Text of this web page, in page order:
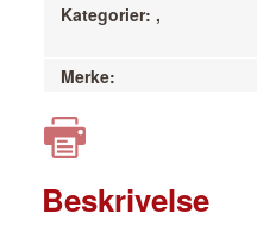
Kategorier: ,
Merke:
Beskrivelse